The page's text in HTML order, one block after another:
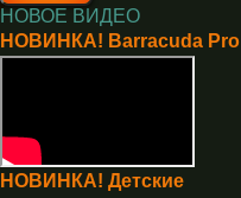
НОВОЕ ВИДЕО
НОВИНКА! Barracuda Pro
НОВИНКА! Детские